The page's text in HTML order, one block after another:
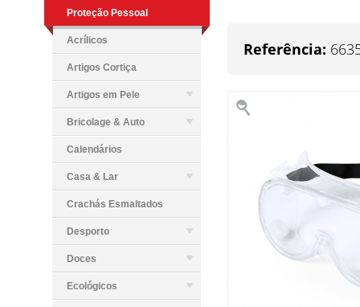
Proteção Pessoal
Acrílicos
Artigos Cortiça
Artigos em Pele
Bricolage & Auto
Calendários
Casa & Lar
Crachás Esmaltados
Desporto
Doces
Ecológicos
Referência: